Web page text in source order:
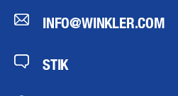
INFO@WINKLER.COM
STIK